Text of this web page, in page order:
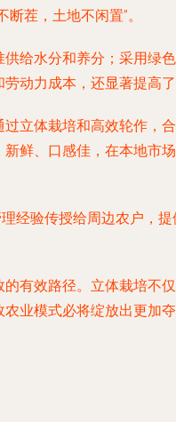
茬，土地不闲置”。
给水分和养分；采用绿
动力成本，还显著提高了
立体栽培和高效轮作，
鲜、口感佳，在本地市
经验传授给周边农户，
有效路径。立体栽培不
业模式必将绽放出更加夺